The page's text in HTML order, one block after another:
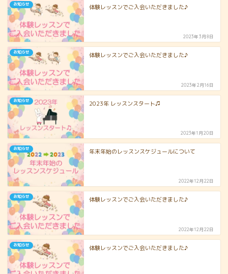
お知らせ 体験レッスンでご入会いただきました♪
2023年3月8日
お知らせ 体験レッスンでご入会いただきました♪
2023年2月16日
お知らせ 2023年 レッスンスタート♫
2023年1月20日
お知らせ 年末年始のレッスンスケジュールについて
2022年12月22日
お知らせ 体験レッスンでご入会いただきました♪
2022年12月22日
お知らせ 体験レッスンでご入会いただきました♪